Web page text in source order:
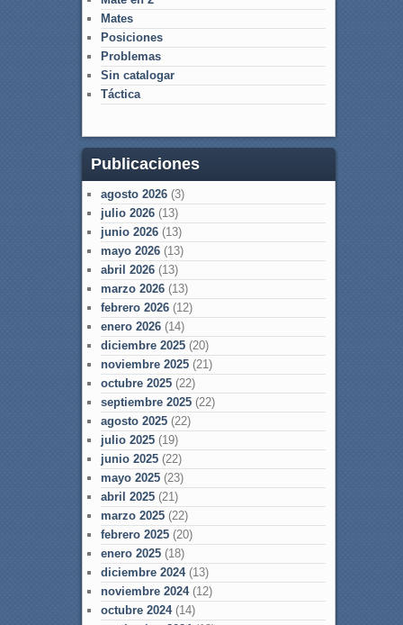
Mates
Posiciones
Problemas
Sin catalogar
Táctica
Publicaciones
agosto 2026(3)
julio 2026(13)
junio 2026(13)
mayo 2026(13)
abril 2026(13)
marzo 2026(13)
febrero 2026(12)
enero 2026(14)
diciembre 2025(20)
noviembre 2025(21)
octubre 2025(22)
septiembre 2025(22)
agosto 2025(22)
julio 2025(19)
junio 2025(22)
mayo 2025(23)
abril 2025(21)
marzo 2025(22)
febrero 2025(20)
enero 2025(18)
diciembre 2024(13)
noviembre 2024(12)
octubre 2024(14)